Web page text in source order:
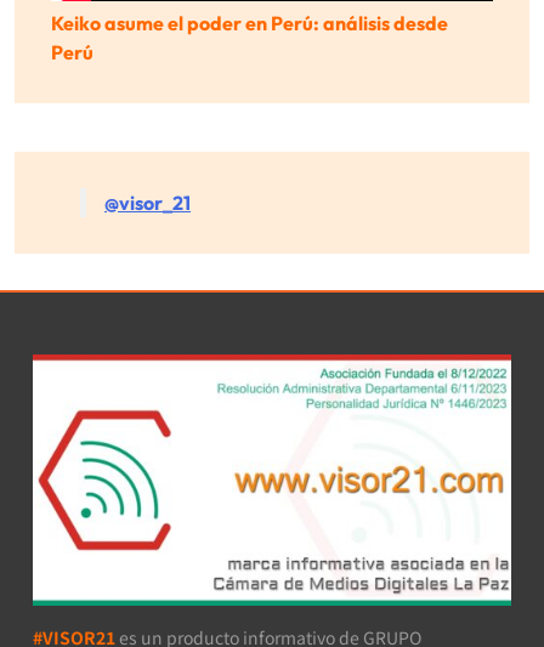
Keiko asume el poder en Perú: análisis desde
Perú
@visor_21
#VISOR21 es un producto informativo de GRUPO